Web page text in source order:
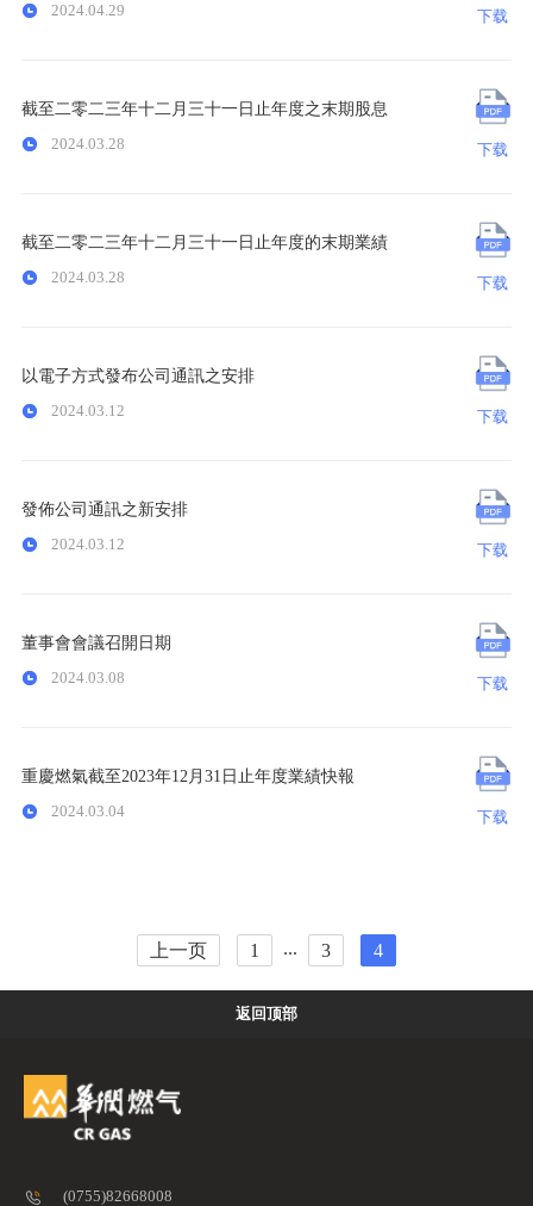
2024.04.29 下载
截至二零二三年十二月三十一日止年度之末期股息
2024.03.28 下载
截至二零二三年十二月三十一日止年度的末期業績
2024.03.28 下载
以電子方式發布公司通訊之安排
2024.03.12 下载
發佈公司通訊之新安排
2024.03.12 下载
董事會會議召開日期
2024.03.08 下载
重慶燃氣截至2023年12月31日止年度業績快報
2024.03.04 下载
上一页 1 ... 3 4
返回顶部
(0755)82668008